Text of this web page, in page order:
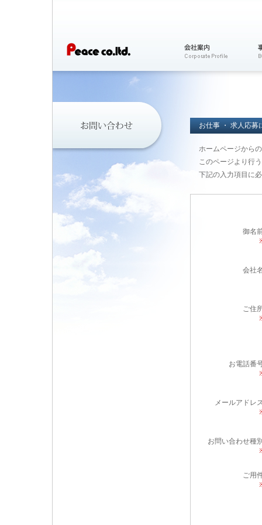
お仕事 ・ 求人応募
ホームページから
このページより行
下記の入力項目に
御名
会社
ご住
お電話番
メールアドレ
お問い合わせ種
ご用